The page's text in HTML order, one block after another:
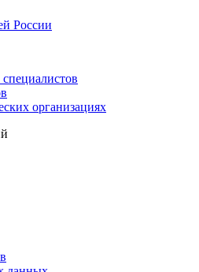
России
организациях